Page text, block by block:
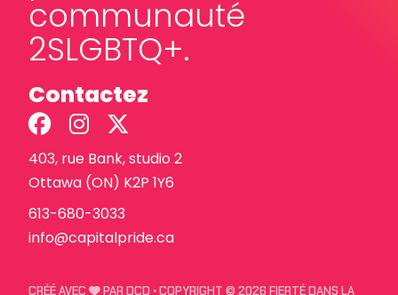
communauté
2SLGBTQ+.
Contactez
403, rue Bank, studio 2
Ottawa (ON) K2P 1Y6
613-680-3033
info@capitalpride.ca
CRÉÉ AVEC COEUR
PAR DCD • COPYRIGHT © 2026 FIERTÉ DANS LA